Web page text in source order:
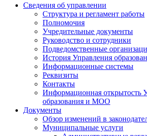
Сведения об управлении
Структура и регламент работы
Полномочия
Учредительные документы
Руководство и сотрудники
Подведомственные
История Управления
Информационные системы
Реквизиты
Контакты
Информационная открытость
образования и МОО
Документы
Обзор изменений в
Муниципальные услуги